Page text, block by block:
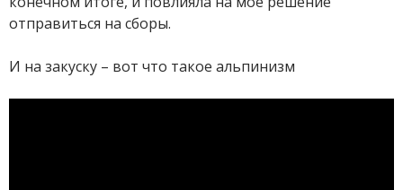
отправиться на сборы.
И на закуску – вот что такое альпинизм